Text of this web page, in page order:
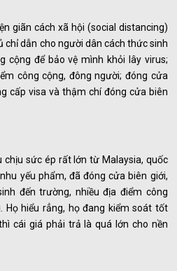
giãn cách xã hội (social distancing)
chỉ dẫn cho người dân cách thức sinh
cộng để bảo vệ mình khỏi lây virus;
công cộng, đông người; đóng cửa
cấp visa và thậm chí đóng cửa biên
chịu sức ép rất lớn từ Malaysia, quốc
yếu phẩm, đã đóng cửa biên giới,
đến trường, nhiều địa điểm công
Họ hiểu rẳng, họ đang kiểm soát tốt
cái giá phải trả là quá lớn cho nền